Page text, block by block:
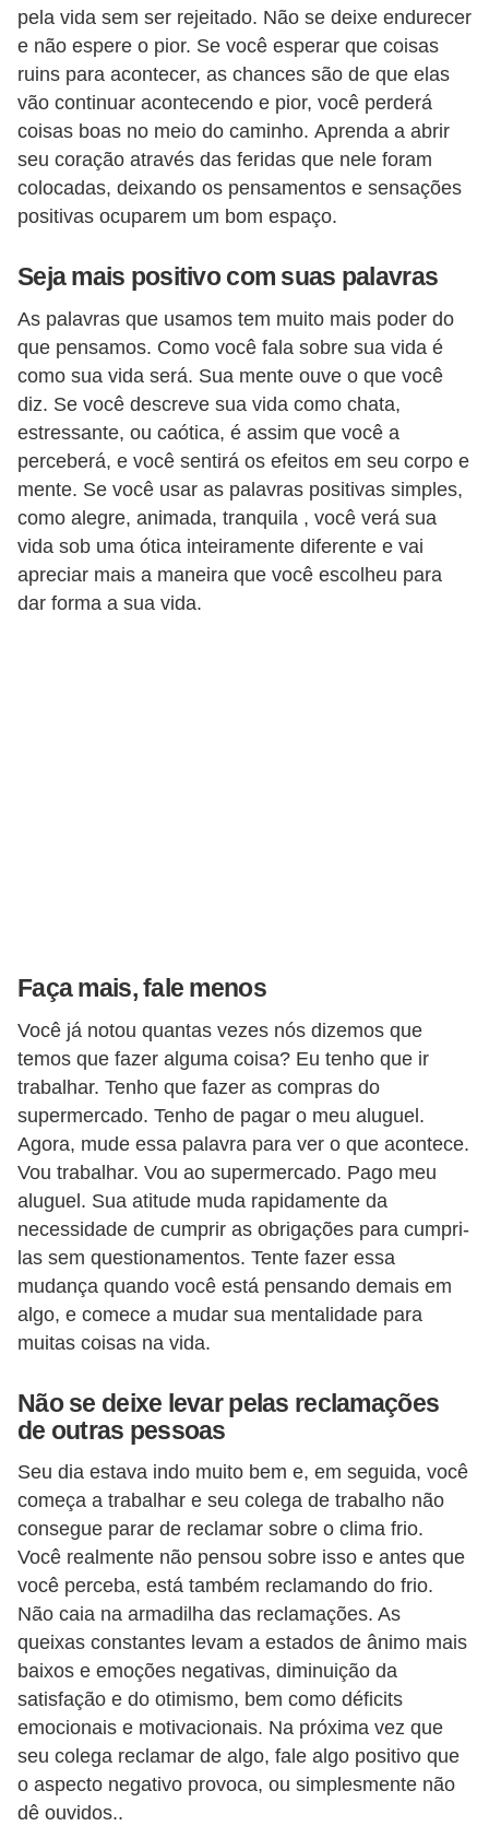
pela vida sem ser rejeitado. Não se deixe endurecer
e não espere o pior. Se você esperar que coisas
ruins para acontecer, as chances são de que elas
vão continuar acontecendo e pior, você perderá
coisas boas no meio do caminho. Aprenda a abrir
seu coração através das feridas que nele foram
colocadas, deixando os pensamentos e sensações
positivas ocuparem um bom espaço.
Seja mais positivo com suas palavras
As palavras que usamos tem muito mais poder do
que pensamos. Como você fala sobre sua vida é
como sua vida será. Sua mente ouve o que você
diz. Se você descreve sua vida como chata,
estressante, ou caótica, é assim que você a
perceberá, e você sentirá os efeitos em seu corpo e
mente. Se você usar as palavras positivas simples,
como alegre, animada, tranquila , você verá sua
vida sob uma ótica inteiramente diferente e vai
apreciar mais a maneira que você escolheu para
dar forma a sua vida.
Faça mais, fale menos
Você já notou quantas vezes nós dizemos que
temos que fazer alguma coisa? Eu tenho que ir
trabalhar. Tenho que fazer as compras do
supermercado. Tenho de pagar o meu aluguel.
Agora, mude essa palavra para ver o que acontece.
Vou trabalhar. Vou ao supermercado. Pago meu
aluguel. Sua atitude muda rapidamente da
necessidade de cumprir as obrigações para cumpri-
las sem questionamentos. Tente fazer essa
mudança quando você está pensando demais em
algo, e comece a mudar sua mentalidade para
muitas coisas na vida.
Não se deixe levar pelas reclamações
de outras pessoas
Seu dia estava indo muito bem e, em seguida, você
começa a trabalhar e seu colega de trabalho não
consegue parar de reclamar sobre o clima frio.
Você realmente não pensou sobre isso e antes que
você perceba, está também reclamando do frio.
Não caia na armadilha das reclamações. As
queixas constantes levam a estados de ânimo mais
baixos e emoções negativas, diminuição da
satisfação e do otimismo, bem como déficits
emocionais e motivacionais. Na próxima vez que
seu colega reclamar de algo, fale algo positivo que
o aspecto negativo provoca, ou simplesmente não
dê ouvidos..
E
M
o
t
i
v
ç
o
n
o
t
r
a
a
l
5
1
0
M
T
E
R
e
c
u
r
o
s
H
u
m
a
n
o
s
R
e
l
ó